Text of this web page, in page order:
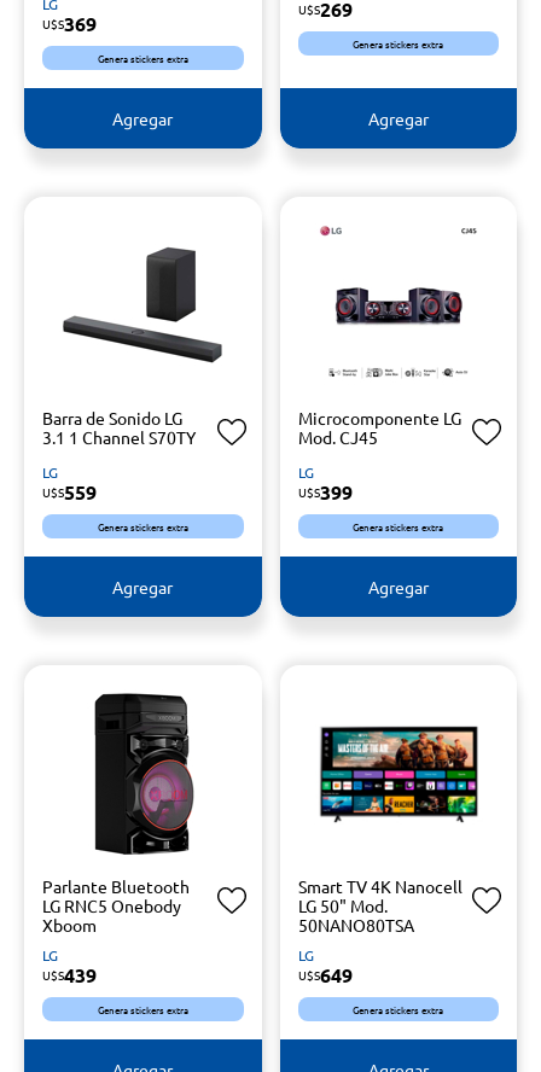
U$S369
Genera stickers extra
Agregar
U$S269
Genera stickers extra
Agregar
Barra de Sonido LG
3.1 1 Channel S70TY
LG
U$S559
Genera stickers extra
Agregar
Microcomponente LG
Mod. CJ45
LG
U$S399
Genera stickers extra
Agregar
Parlante Bluetooth
LG RNC5 Onebody
Xboom
LG
U$S439
Genera stickers extra
Smart TV 4K Nanocell
LG 50" Mod.
50NANO80TSA
LG
U$S649
Genera stickers extra